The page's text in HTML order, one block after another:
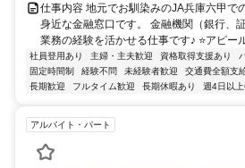
仕事内容 地元でお馴染みのJA兵庫六甲で
身近な金融窓口です。 金融機関（銀行、
業務の経験を活かせる仕事です♪ ⭐アピー
社員登用あり 主婦・主夫歓迎 資格取得支援あり
固定時間制
経験不問 未経験者歓迎 交通費全額支
長期歓迎
フルタイム歓迎 長期休暇あり 週4日以
アルバイト・パート